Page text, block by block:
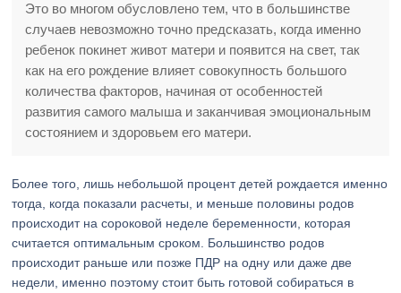
Это во многом обусловлено тем, что в большинстве
случаев невозможно точно предсказать, когда именно
ребенок покинет живот матери и появится на свет, так
как на его рождение влияет совокупность большого
количества факторов, начиная от особенностей
развития самого малыша и заканчивая эмоциональным
состоянием и здоровьем его матери.
Более того, лишь небольшой процент детей рождается именно
тогда, когда показали расчеты, и меньше половины родов
происходит на сороковой неделе беременности, которая
считается оптимальным сроком. Большинство родов
происходит раньше или позже ПДР на одну или даже две
недели, именно поэтому стоит быть готовой собираться в